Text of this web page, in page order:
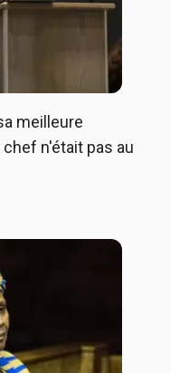
meilleure
n'était pas au